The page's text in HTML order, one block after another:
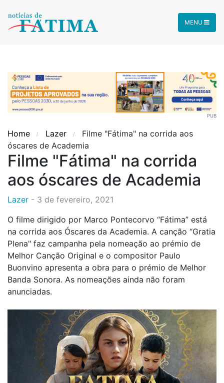
MENU
PUB
Home Lazer
Filme "Fátima" na corrida aos
óscares de Academia
Filme "Fátima" na corrida
aos óscares de Academia
Lazer - 3 de fevereiro, 2021
O filme dirigido por Marco Pontecorvo “Fátima” está
na corrida aos Óscares da Academia. A canção “Gratia
Plena" faz campanha pela nomeação ao prémio de
Melhor Canção Original e o compositor Paulo
Buonvino apresenta a obra para o prémio de Melhor
Banda Sonora. As nomeações ainda não foram
anunciadas.